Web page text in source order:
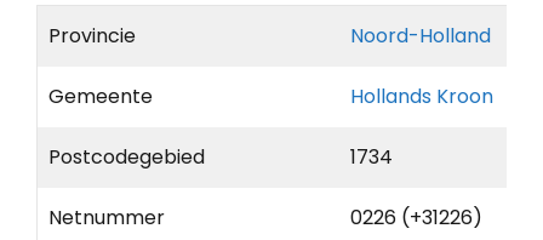
Provincie Noord-Holland
Gemeente Hollands Kroon
Postcodegebied 1734
Netnummer 0226 (+31226)